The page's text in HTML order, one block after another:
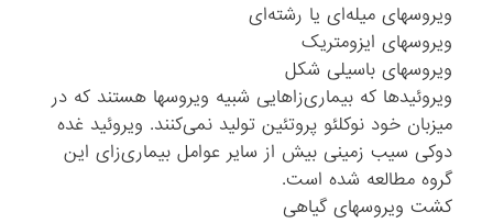
ویروسهای میله‌ای یا رشته‌ای
ویروسهای ایزومتریک
ویروسهای باسیلی شکل
ویروئیدها که بیماری‌زاهایی شبیه ویروسها هستند که در
میزبان خود نوکلئو پروتئین تولید نمی‌کنند. ویروئید غده
دوکی سیب زمینی بیش از سایر عوامل بیماری‌زای این
گروه مطالعه شده است.
کشت ویروسهای گیاهی